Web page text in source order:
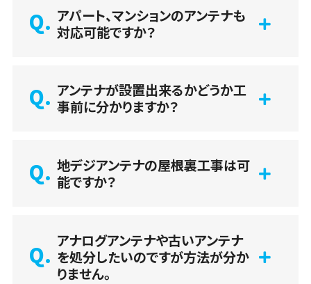
アパート、マンションのアンテナも
対応可能ですか？
アンテナが設置出来るかどうか工
事前に分かりますか？
地デジアンテナの屋根裏工事は可
能ですか？
アナログアンテナや古いアンテナ
を処分したいのですが方法が分か
りません。